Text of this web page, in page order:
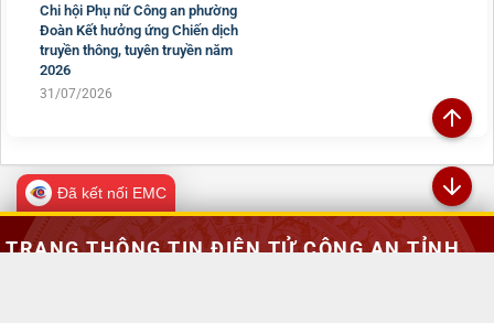
Chi hội Phụ nữ Công an phường
Đoàn Kết hưởng ứng Chiến dịch
truyền thông, tuyên truyền năm
2026
31/07/2026
Đã kết nối EMC
TRANG THÔNG TIN ĐIỆN TỬ CÔNG AN TỈNH